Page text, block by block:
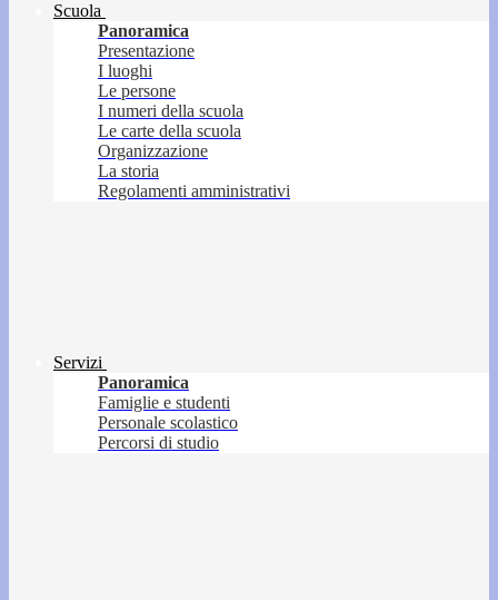
Scuola
Panoramica
Presentazione
I luoghi
Le persone
I numeri della scuola
Le carte della scuola
Organizzazione
La storia
Regolamenti amministrativi
Servizi
Panoramica
Famiglie e studenti
Personale scolastico
Percorsi di studio